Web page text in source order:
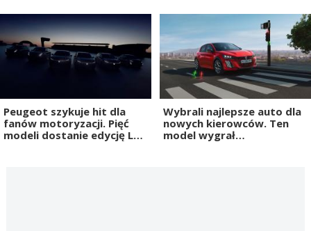
Peugeot szykuje hit dla
fanów motoryzacji. Pięć
modeli dostanie edycję Le
Wybrali najlepsze auto dla
nowych kierowców. Ten
model wygrał